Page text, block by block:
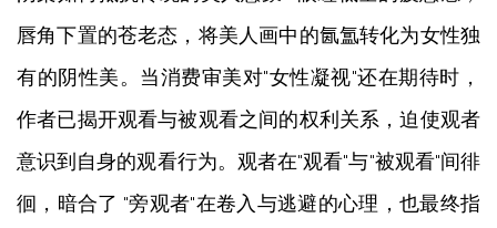
唇角下置的苍老态，将美人画中的氤氲转化为女性独
有的阴性美。当消费审美对"女性凝视"还在期待时，
作者已揭开观看与被观看之间的权利关系，迫使观者
意识到自身的观看行为。观者在"观看"与"被观看"间徘
徊，暗合了 "旁观者"在卷入与逃避的心理，也最终指